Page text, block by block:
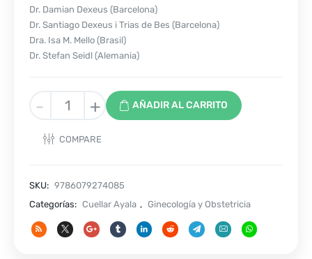
Dr. Damian Dexeus (Barcelona)
Dr. Santiago Dexeus i Trias de Bes (Barcelona)
Dra. Isa M. Mello (Brasil)
Dr. Stefan Seidl (Alemania)
-
Colposcopia
como
y
cuando
cantidad
+ AÑADIR AL CARRITO
COMPARE
SKU: 9786079274085
Categorías: Cuellar Ayala , Ginecología y Obstetricia